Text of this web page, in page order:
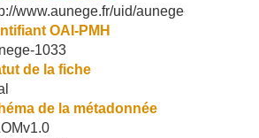
www.aunege.fr/uid/aunege-1033
OAI-PMH
1033
de la fiche
de la métadonnée